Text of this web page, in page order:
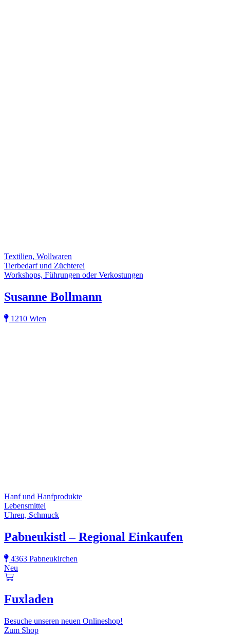
Textilien, Wollwaren
Tierbedarf und Züchterei
Workshops, Führungen oder Verkostungen
Susanne Bollmann
1210 Wien
Hanf und Hanfprodukte
Lebensmittel
Uhren, Schmuck
Pabneukistl – Regional Einkaufen
4363 Pabneukirchen
Neu
Fuxladen
Besuche unseren neuen Onlineshop!
Zum Shop